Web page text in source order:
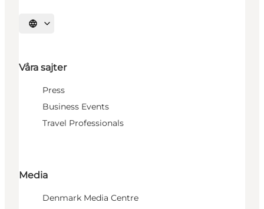
Välj språk
Våra sajter
Press
Business Events
Travel Professionals
Media
Denmark Media Centre